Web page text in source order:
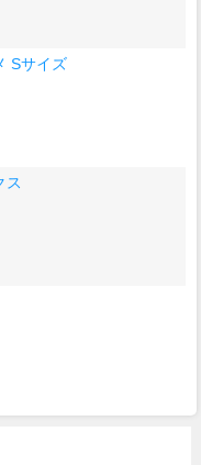
Sサイズ
ス